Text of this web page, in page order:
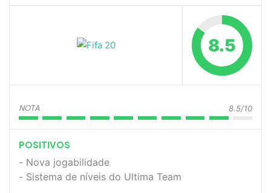
8.5
NOTA 8.5/10
POSITIVOS
Nova jogabilidade
Sistema de níveis do Ultima Team